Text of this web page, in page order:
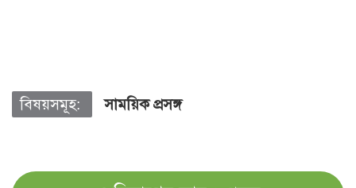
বিষয়সমূহ: সাময়িক প্রসঙ্গ